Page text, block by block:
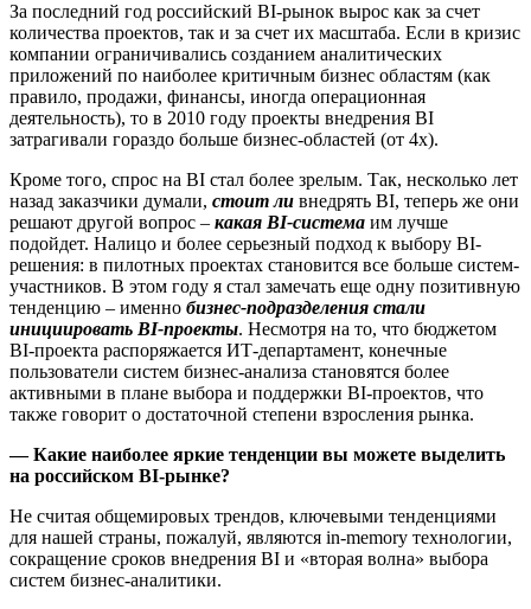
За последний год российский BI-рынок вырос как за счет
количества проектов, так и за счет их масштаба. Если в кризис
компании ограничивались созданием аналитических
приложений по наиболее критичным бизнес областям (как
правило, продажи, финансы, иногда операционная
деятельность), то в 2010 году проекты внедрения BI
затрагивали гораздо больше бизнес-областей (от 4х).
Кроме того, спрос на BI стал более зрелым. Так, несколько лет
назад заказчики думали, стоит ли внедрять BI, теперь же они
решают другой вопрос – какая BI-система им лучше
подойдет. Налицо и более серьезный подход к выбору BI-
решения: в пилотных проектах становится все больше систем-
участников. В этом году я стал замечать еще одну позитивную
тенденцию – именно бизнес-подразделения стали
инициировать BI-проекты. Несмотря на то, что бюджетом
BI-проекта распоряжается ИТ-департамент, конечные
пользователи систем бизнес-анализа становятся более
активными в плане выбора и поддержки BI-проектов, что
также говорит о достаточной степени взросления рынка.
— Какие наиболее яркие тенденции вы можете выделить
на российском BI-рынке?
Не считая общемировых трендов, ключевыми тенденциями
для нашей страны, пожалуй, являются in-memory технологии,
сокращение сроков внедрения BI и «вторая волна» выбора
систем бизнес-аналитики.